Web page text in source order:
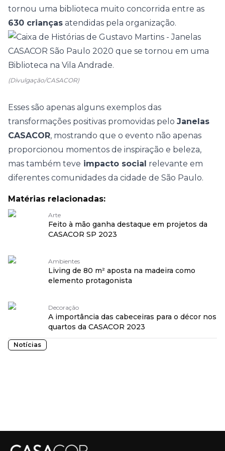
tornou uma biblioteca muito concorrida entre as
630 crianças atendidas pela organização.
(Divulgação/CASACOR)
Esses são apenas alguns exemplos das
transformações positivas promovidas pelo Janelas
CASACOR, mostrando que o evento não apenas
proporcionou momentos de inspiração e beleza,
mas também teve impacto social relevante em
diferentes comunidades da cidade de São Paulo.
Matérias relacionadas:
Arte
Feito à mão ganha destaque em projetos da
CASACOR SP 2023
Ambientes
Living de 80 m² aposta na madeira como
elemento protagonista
Decoração
A importância das cabeceiras para o décor nos
quartos da CASACOR 2023
Notícias